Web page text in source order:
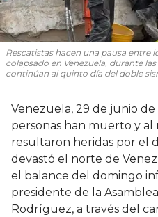
Rescatistas hacen una pausa entre
colapsado en Venezuela, durante
continúan al quinto día del doble
Venezuela, 29 de junio de
personas han muerto y al
resultaron heridas por el
devastó el norte de
el balance del domingo
presidente de la
Rodríguez, a través del